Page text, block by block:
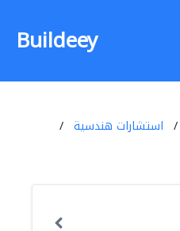
Buildeey
استشارات هندسية